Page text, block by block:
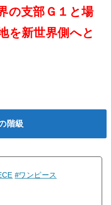
の支部Ｇ１と場
を新世界側へと
階級
#ワンピース